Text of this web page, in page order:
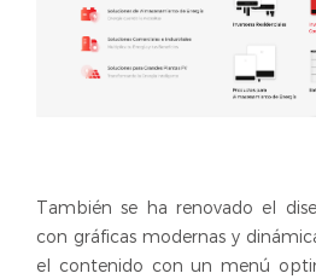
También se ha renovado el
con gráficas modernas y
el contenido con un menú